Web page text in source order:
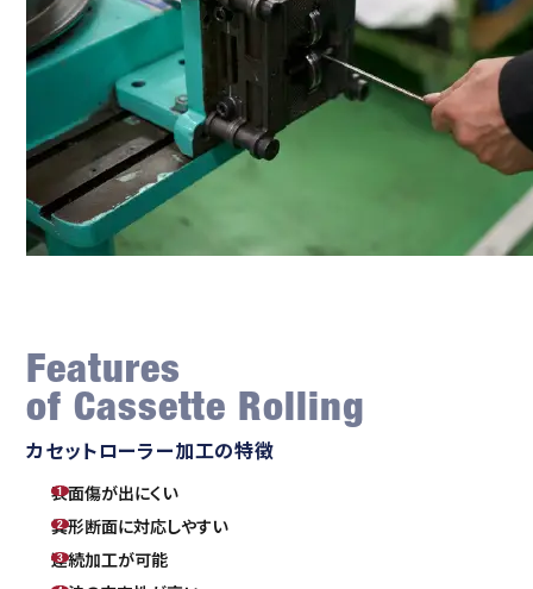
Features
of Cassette Rolling
カセットローラー加工の特徴
表面傷が出にくい
異形断面に対応しやすい
連続加工が可能